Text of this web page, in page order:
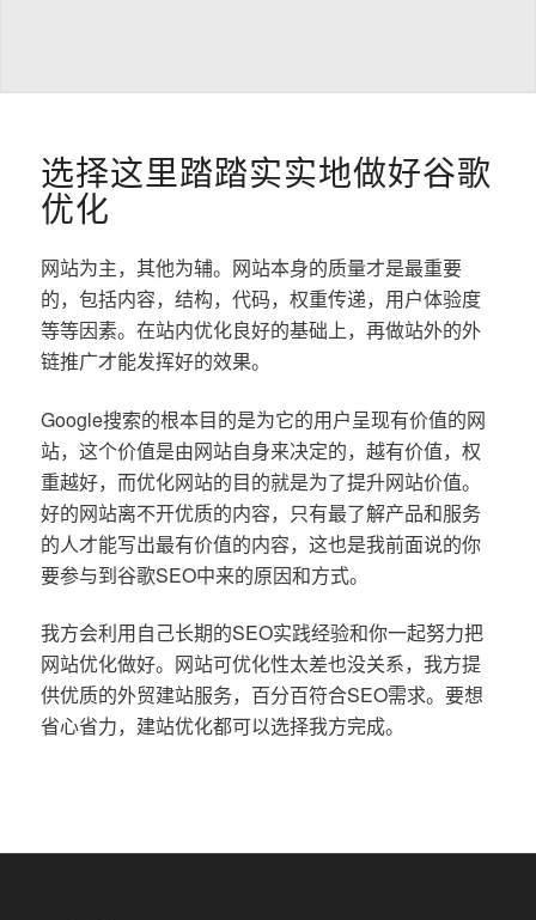
选择这里踏踏实实地做好谷歌
优化
网站为主，其他为辅。网站本身的质量才是最重要
的，包括内容，结构，代码，权重传递，用户体验度
等等因素。在站内优化良好的基础上，再做站外的外
链推广才能发挥好的效果。
Google搜索的根本目的是为它的用户呈现有价值的网
站，这个价值是由网站自身来决定的，越有价值，权
重越好，而优化网站的目的就是为了提升网站价值。
好的网站离不开优质的内容，只有最了解产品和服务
的人才能写出最有价值的内容，这也是我前面说的你
要参与到谷歌SEO中来的原因和方式。
我方会利用自己长期的SEO实践经验和你一起努力把
网站优化做好。网站可优化性太差也没关系，我方提
供优质的外贸建站服务，百分百符合SEO需求。要想
省心省力，建站优化都可以选择我方完成。